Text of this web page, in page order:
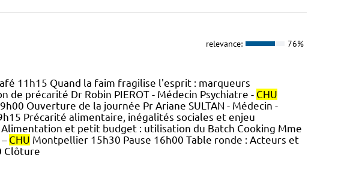
relevance: 76%
11h15 Quand la faim fragilise l'esprit : marqueurs
précarité Dr Robin PIEROT - Médecin Psychiatre - CHU
Ouverture de la journée Pr Ariane SULTAN - Médecin -
Précarité alimentaire, inégalités sociales et enjeu
Alimentation et petit budget : utilisation du Batch Cooking Mme
CHU Montpellier 15h30 Pause 16h00 Table ronde : Acteurs et
Clôture